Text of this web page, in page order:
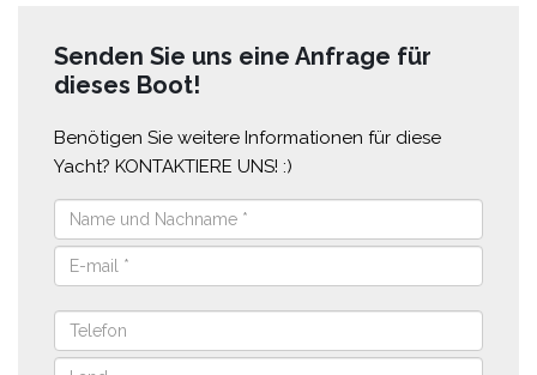
Senden Sie uns eine Anfrage für
dieses Boot!
Benötigen Sie weitere Informationen für diese
Yacht? KONTAKTIERE UNS! :)